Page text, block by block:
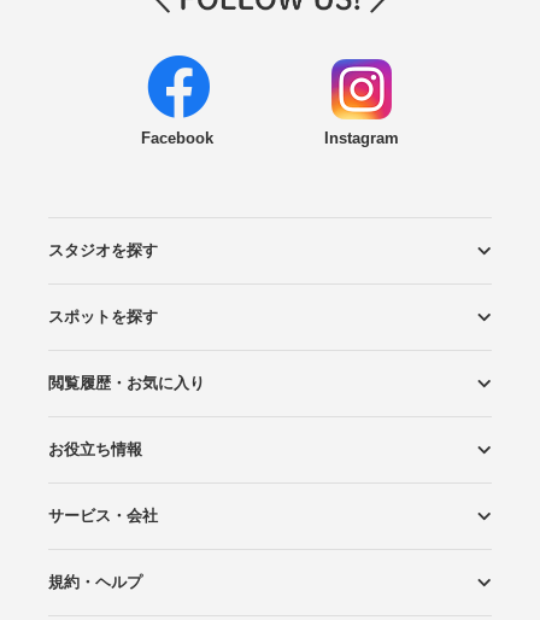
Facebook Instagram
スタジオを探す
エリアから探す
こだわりから探す
NEW PHOTO STYLE
プランから探す
フォトタイプ診断
フォトグラファーから探す
国内リゾートから探す
スポットを探す
ロケーションから探す
スタジオから探す
閲覧履歴・お気に入り
閲覧スタジオ
お気に入り
お役立ち情報
Wedding Photo マガジン
はじめてガイド
サービス・会社
Photoraitとは
スタジオの掲載について
お問い合わせ
運営会社
サイトマップ
規約・ヘルプ